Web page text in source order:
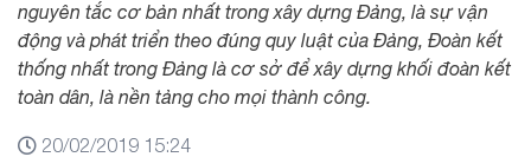
nguyên tắc cơ bản nhất trong xây dựng Đảng, là sự vận
động và phát triển theo đúng quy luật của Đảng, Đoàn kết
thống nhất trong Đảng là cơ sở để xây dựng khối đoàn kết
toàn dân, là nền tảng cho mọi thành công.
20/02/2019 15:24